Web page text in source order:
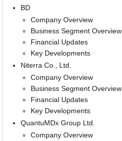
BD
Company Overview
Business Segment Overview
Financial Updates
Key Developments
Niterra Co., Ltd.
Company Overview
Business Segment Overview
Financial Updates
Key Developments
QuantuMDx Group Ltd.
Company Overview